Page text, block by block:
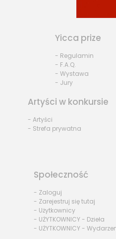
Yicca prize
- Regulamin
- F.A.Q.
- Wystawa
- Jury
Artyści w konkursie
- Artyści
- Strefa prywatna
Społeczność
- Zaloguj
- Zarejestruj się tutaj
- Użytkownicy
- UŻYTKOWNICY - Dzieła
- UŻYTKOWNICY -